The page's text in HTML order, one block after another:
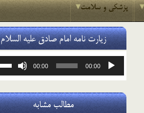
پزشکی و سلامت
زیارت نامه امام صادق علیه السلام
پخش‌کننده
00:00
00:00
مطالب مشابه